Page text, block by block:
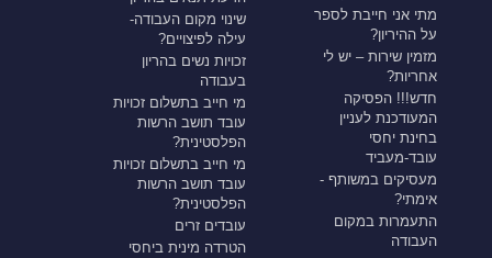
מתי אני חייבת לספר
על ההיריון?
מזמין שירות – יש לי
אחריות?
חדש!!! הפסיקה
המעודכנת לעניין
בחינת יחסי
עובד-מעביד
מעסיקים במשותף -
אימתי?
התעמרות במקום
העבודה
שינוי מקום העבודה-
עילה לפיצויים?
זכויות נשים בהריון
בעבודה
מי חייב בתשלום זכויות
עובד תושב הרשות
הפלסטינית?
מי חייב בתשלום זכויות
עובד תושב הרשות
הפלסטינית?
עובדים זרים
הטרדה מינית ביחסי